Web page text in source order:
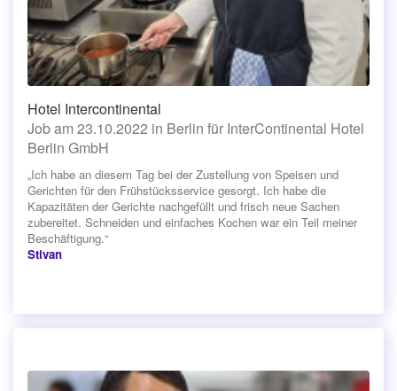
Hotel Intercontinental
Job am 23.10.2022 in Berlin für InterContinental Hotel
Berlin GmbH
„Ich habe an diesem Tag bei der Zustellung von Speisen und
Gerichten für den Frühstücksservice gesorgt. Ich habe die
Kapazitäten der Gerichte nachgefüllt und frisch neue Sachen
zubereitet. Schneiden und einfaches Kochen war ein Teil meiner
Beschäftigung.“
Stivan